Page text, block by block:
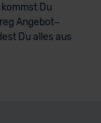
Du
Angebot–
Du alles aus